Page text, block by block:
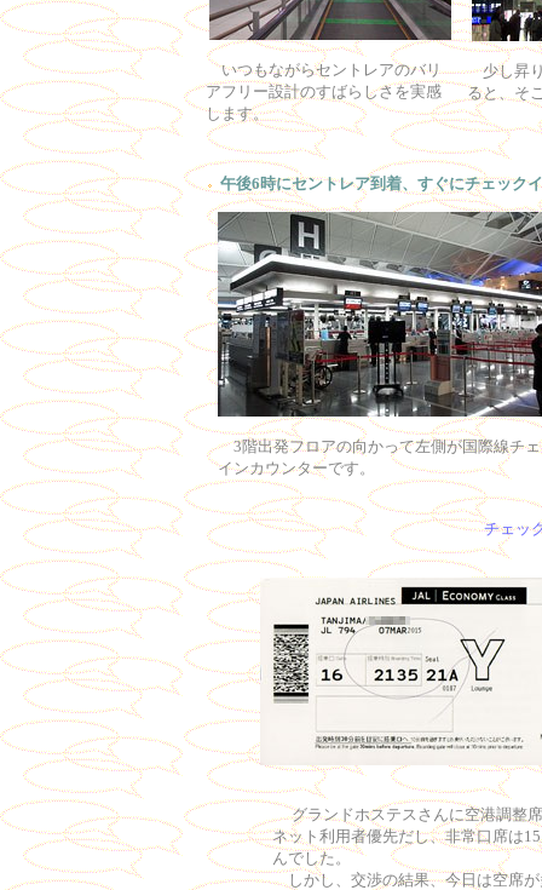
いつもながらセントレアのバリ
アフリー設計のすばらしさを実感
します。
少し昇
ると、そ
午後6時にセントレア到着、すぐにチェック
3階出発フロアの向かって左側が国際線チ
インカウンターです。
チェッ
グランドホステスさんに空港調整席
ネット利用者優先だし、非常口席は
んでした。
しかし、交渉の結果、今日は空席が